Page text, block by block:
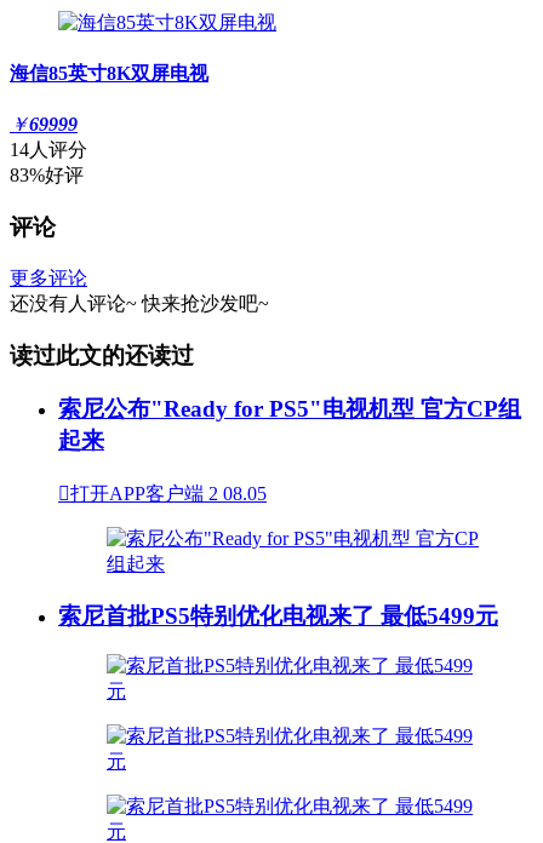
海信85英寸8K双屏电视
￥69999
14人评分
83%好评
评论
更多评论
还没有人评论~ 快来抢沙发吧~
读过此文的还读过
索尼公布"Ready for PS5"电视机型 官方CP组
起来
打开APP客户端 2 08.05
索尼首批PS5特别优化电视来了 最低5499元